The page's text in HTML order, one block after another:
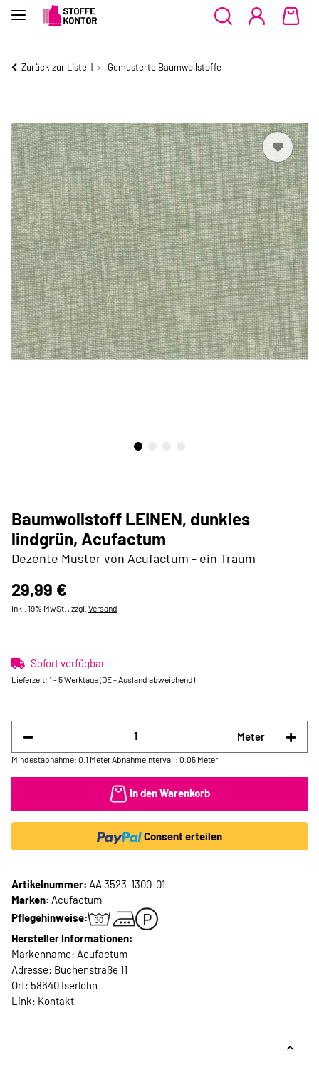
Zurück zur Liste Gemusterte Baumwollstoffe
Baumwollstoff LEINEN, dunkles
lindgrün, Acufactum
Dezente Muster von Acufactum - ein Traum
29,99 €
inkl. 19% MwSt. , zzgl. Versand
Sofort verfügbar
Lieferzeit: 1 - 5 Werktage(DE - Ausland abweichend)
Meter
Mindestabnahme: 0.1 Meter Abnahmeintervall: 0.05 Meter
In den Warenkorb
Consent erteilen
Artikelnummer: AA 3523-1300-01
Marken: Acufactum
Pflegehinweise:
Hersteller Informationen:
Markenname: Acufactum
Adresse: Buchenstraße 11
Ort: 58640 Iserlohn
Link: Kontakt